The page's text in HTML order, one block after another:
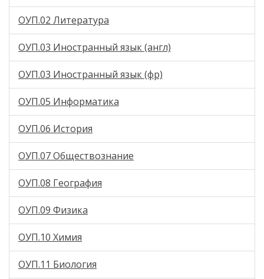
ОУП.02 Литература
ОУП.03 Иностранный язык (англ)
ОУП.03 Иностранный язык (фр)
ОУП.05 Информатика
ОУП.06 История
ОУП.07 Обществознание
ОУП.08 География
ОУП.09 Физика
ОУП.10 Химия
ОУП.11 Биология